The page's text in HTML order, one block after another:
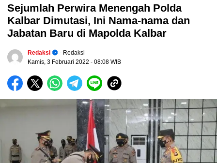
Sejumlah Perwira Menengah Polda
Kalbar Dimutasi, Ini Nama-nama dan
Jabatan Baru di Mapolda Kalbar
Redaksi
- Redaksi
Kamis, 3 Februari 2022 - 08:08 WIB